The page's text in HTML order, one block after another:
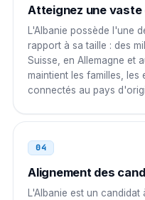
001 355 N NNN NNNN
Singapour
001 355 N NNN NNNN
8 10 355 N NNN NNNN
Atteignez une vaste
L'Albanie possède l'une
rapport à sa taille : des
Suisse, en Allemagne et
maintient les familles,
connectés au pays
04
Alignement des
L'Albanie est un